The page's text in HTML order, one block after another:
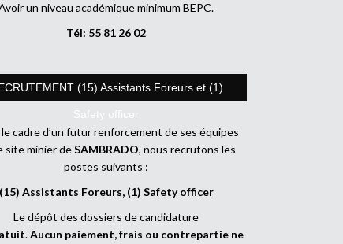
un niveau académique minimum BEPC.
Tél: 55 81 26 02
(15) Assistants Foreurs et (1)
Safety officer
cadre d’un futur renforcement de ses équipes
site minier deSAMBRADO, nous recrutons les
postes suivants :
(15) Assistants Foreurs, (1) Safety officer
Le dépôt des dossiers de candidature
.Aucun paiement, frais ou contrepartie ne